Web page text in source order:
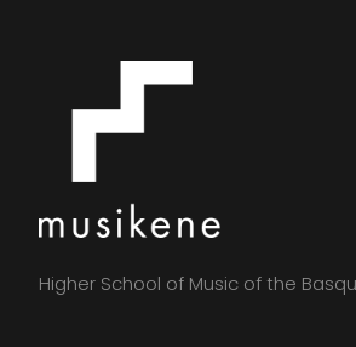
Higher School of Music of the